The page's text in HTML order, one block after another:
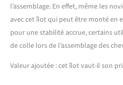
l’assemblage. En effet, même les
avec cet îlot qui peut être monté en
pour une stabilité accrue, certains
de colle lors de l’assemblage des
Valeur ajoutée : cet îlot vaut-il son